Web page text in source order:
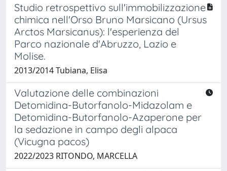
Studio retrospettivo sull'immobilizzazione
chimica nell'Orso Bruno Marsicano (Ursus
Arctos Marsicanus): l'esperienza del
Parco nazionale d'Abruzzo, Lazio e
Molise.
2013/2014 Tubiana, Elisa
Valutazione delle combinazioni
Detomidina-Butorfanolo-Midazolam e
Detomidina-Butorfanolo-Azaperone per
la sedazione in campo degli alpaca
(Vicugna pacos)
2022/2023 RITONDO, MARCELLA